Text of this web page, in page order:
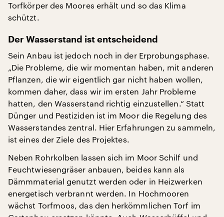
Torfkörper des Moores erhält und so das Klima
schützt.
Der Wasserstand ist entscheidend
Sein Anbau ist jedoch noch in der Erprobungsphase.
„Die Probleme, die wir momentan haben, mit anderen
Pflanzen, die wir eigentlich gar nicht haben wollen,
kommen daher, dass wir im ersten Jahr Probleme
hatten, den Wasserstand richtig einzustellen.“ Statt
Dünger und Pestiziden ist im Moor die Regelung des
Wasserstandes zentral. Hier Erfahrungen zu sammeln,
ist eines der Ziele des Projektes.
Neben Rohrkolben lassen sich im Moor Schilf und
Feuchtwiesengräser anbauen, beides kann als
Dämmmaterial genutzt werden oder in Heizwerken
energetisch verbrannt werden. In Hochmooren
wächst Torfmoos, das den herkömmlichen Torf im